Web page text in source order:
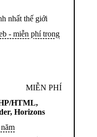
nhất thế giới
- miễn phí trong
MIỄN PHÍ
HTML,
Horizons